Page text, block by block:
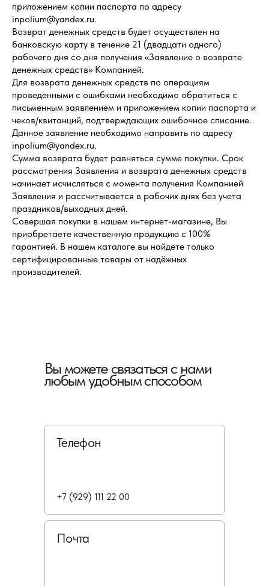
приложением копии паспорта по адресу
inpolium@yandex.ru.
Возврат денежных средств будет осуществлен на
банковскую карту в течение 21 (двадцати одного)
рабочего дня со дня получения «Заявление о возврате
денежных средств» Компанией.
Для возврата денежных средств по операциям
проведенными с ошибками необходимо обратиться с
письменным заявлением и приложением копии паспорта и
чеков/квитанций, подтверждающих ошибочное списание.
Данное заявление необходимо направить по адресу
inpolium@yandex.ru.
Сумма возврата будет равняться сумме покупки. Срок
рассмотрения Заявления и возврата денежных средств
начинает исчисляться с момента получения Компанией
Заявления и рассчитывается в рабочих днях без учета
праздников/выходных дней.
Совершая покупки в нашем интернет-магазине, Вы
приобретаете качественную продукцию с 100%
гарантией. В нашем каталоге вы найдете только
сертифицированные товары от надёжных
производителей.
Вы можете связаться с нами
любым удобным способом
Телефон
Почта
+7 (929) 111 22 00